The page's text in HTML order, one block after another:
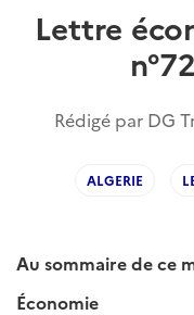
Lettre
Rédigé par DG
ALGERIE
Au sommaire de ce
Économie